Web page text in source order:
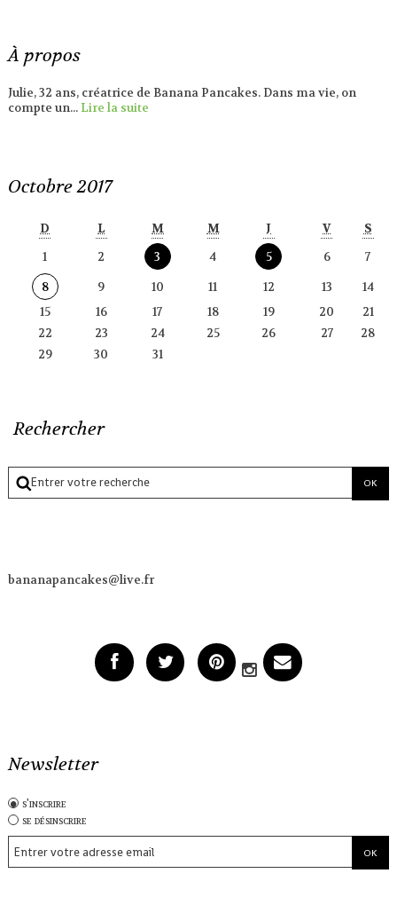
À propos
Julie, 32 ans, créatrice de Banana Pancakes. Dans ma vie, on
compte un...Lire la suite
Octobre 2017
D L M M J V
S
1
2 3 4 5 6
7
8
9 10 11 12 13
14
15
16 17 18 19 20
21
22
23 24 25 26 27
28
29
30 31
Rechercher
bananapancakes@live.fr
Newsletter
s'inscrire
se désinscrire